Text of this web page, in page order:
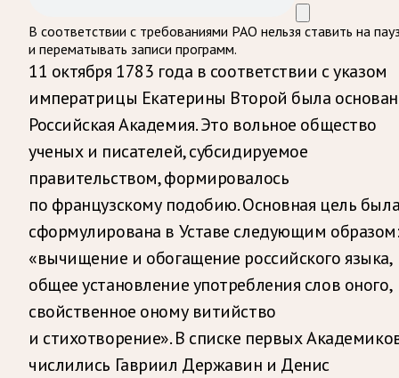
В соответствии с требованиями РАО нельзя ставить на
и перематывать записи программ.
11 октября 1783 года в соответствии с указом
императрицы Екатерины Второй была
Российская Академия. Это вольное общество
ученых и писателей, субсидируемое
правительством, формировалось
по французскому подобию. Основная цель
сформулирована в Уставе следующим
«вычищение и обогащение российского языка,
общее установление употребления слов оного,
свойственное оному витийство
и стихотворение». В списке первых
числились Гавриил Державин и Денис